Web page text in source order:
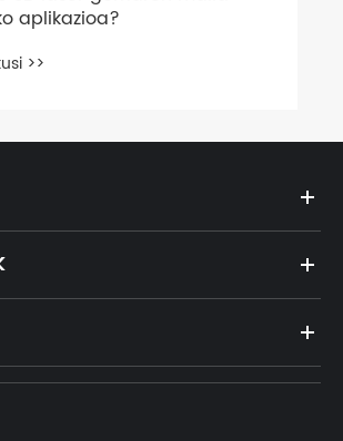
aplikazioa?
>>